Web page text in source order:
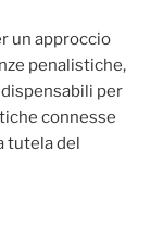
un approccio
penalistiche,
per
connesse
tutela del